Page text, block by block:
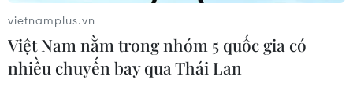
Dọc sông Tô Lịch. (Ảnh: Tuấn Anh/TTXVN)
vietnamplus.vn
Việt Nam nằm trong nhóm 5 quốc gia có
nhiều chuyến bay qua Thái Lan